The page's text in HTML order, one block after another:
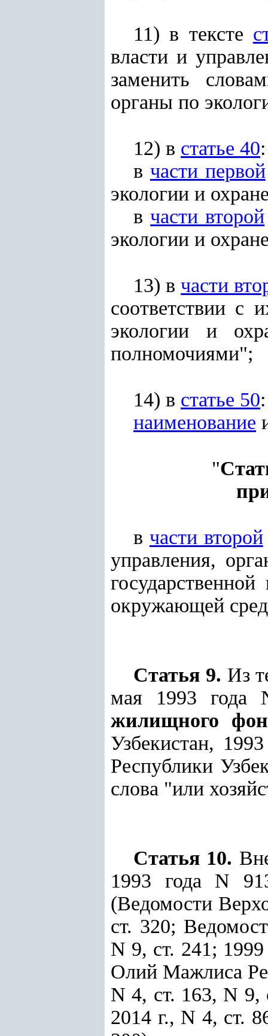
11) в тексте
власти и
заменить
органы по
12) в статье 40:
в части первой
экологии и
вчасти второй
экологии и
13) вчасти
соответствии с
экологии и
полномочиями";
14) в статье 50:
наименование
"
в части второй
управления,
окружающей
Статья 9. Из
мая 1993
жилищного
Узбекистан,
Республики
слова "или
Статья 10.
1993 года N
(Ведомости
ст. 320;
N 9, ст. 241;
Олий Мажлиса
N 4, ст. 163, N 9,
2014 г., N 4, ст.